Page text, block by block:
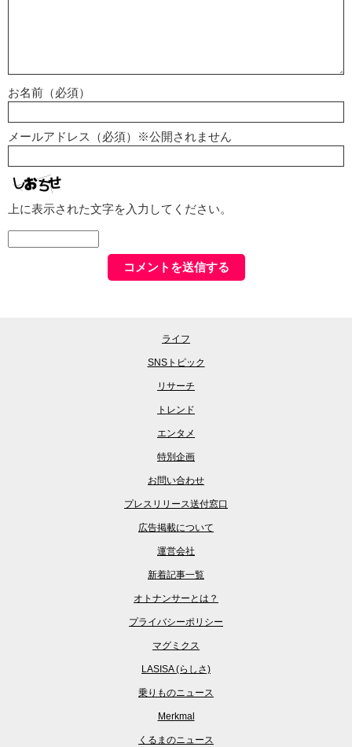
お名前（必須）
メールアドレス（必須）※公開されません
上に表示された文字を入力してください。
ライフ
SNSトピック
リサーチ
トレンド
エンタメ
特別企画
お問い合わせ
プレスリリース送付窓口
広告掲載について
運営会社
新着記事一覧
オトナンサーとは？
プライバシーポリシー
マグミクス
LASISA (らしさ)
乗りものニュース
Merkmal
くるまのニュース